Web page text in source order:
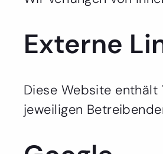
Externe
Diese Website
jeweiligen